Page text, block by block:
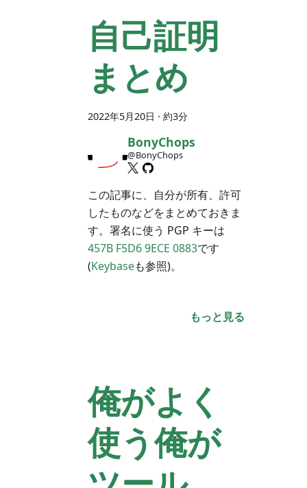
自己証明
まとめ
2022年5月20日 · 約3分
BonyChops
@BonyChops
この記事に、自分が所有、許可
したものなどをまとめておきま
す。署名に使う PGP キーは
457B F5D6 9ECE 0883です
(Keybaseも参照)。
もっと見る
俺がよく
使う俺が